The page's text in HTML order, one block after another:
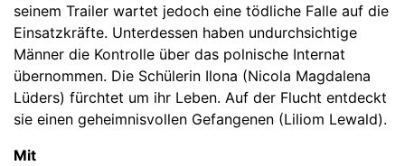
seinem Trailer wartet jedoch eine tödliche Falle auf die
Einsatzkräfte. Unterdessen haben undurchsichtige
Männer die Kontrolle über das polnische Internat
übernommen. Die Schülerin Ilona (Nicola Magdalena
Lüders) fürchtet um ihr Leben. Auf der Flucht entdeckt
sie einen geheimnisvollen Gefangenen (Liliom Lewald).
Mit